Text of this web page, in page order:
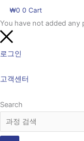
₩0 0 Cart
You have not added
로그인
고객센터
Search